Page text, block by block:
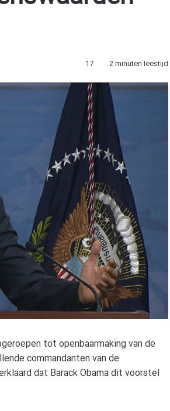
17 2 minuten leestijd
tot openbaarmaking van de
commandanten van de
dat Barack Obama dit voorstel